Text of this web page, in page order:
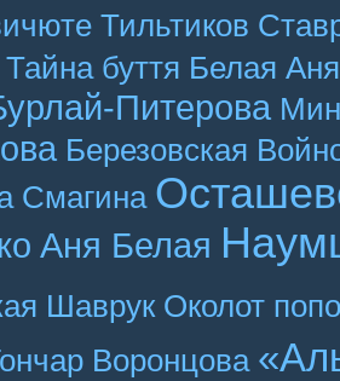
Тильтиков
Тайна буття Белая Аня
Питерова
Березовская
Смагина
Аня Белая
Шаврук Околот
Воронцова